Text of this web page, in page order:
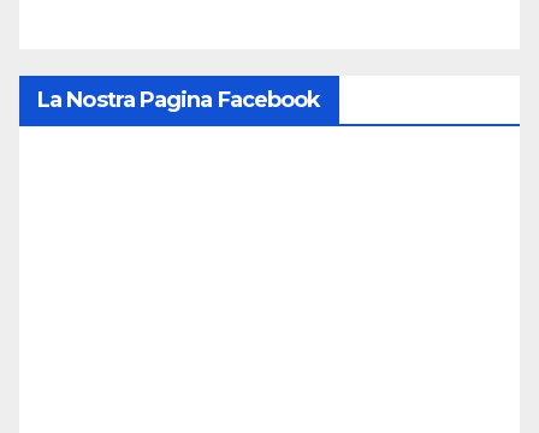
La Nostra Pagina Facebook